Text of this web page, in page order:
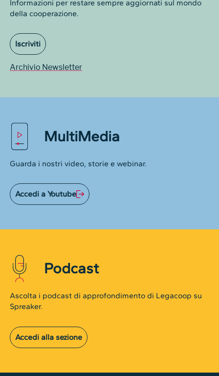
Informazioni per restare sempre aggiornati sul mondo
della cooperazione.
Iscriviti
Archivio Newsletter
MultiMedia
Guarda i nostri video, storie e webinar.
Accedi a Youtube
Podcast
Ascolta i podcast di approfondimento di Legacoop su
Spreaker.
Accedi alla sezione